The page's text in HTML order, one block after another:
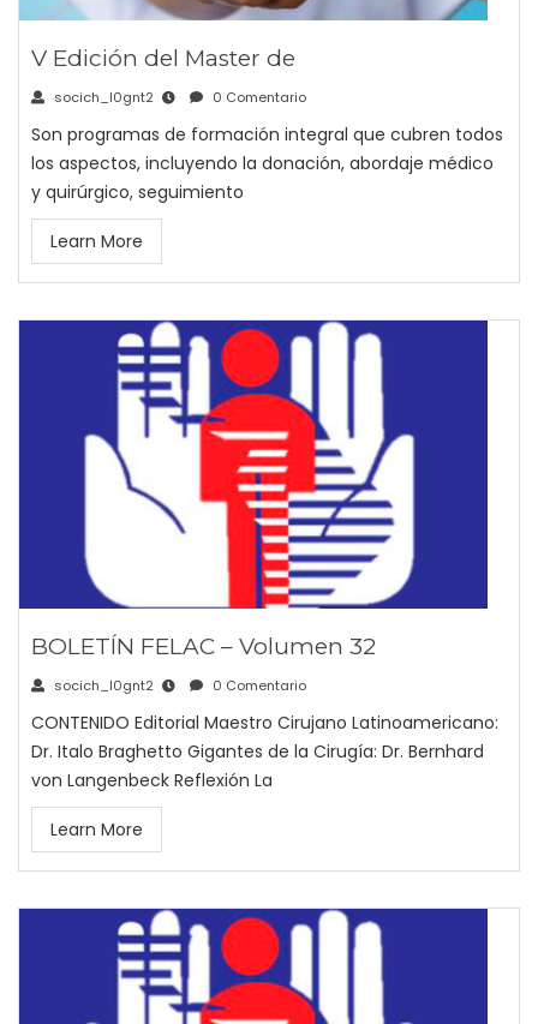
V Edición del Master de
socich_l0gnt2 0 Comentario
Son programas de formación integral que cubren todos
los aspectos, incluyendo la donación, abordaje médico
y quirúrgico, seguimiento
Learn More
BOLETÍN FELAC – Volumen 32
socich_l0gnt2 0 Comentario
CONTENIDO Editorial Maestro Cirujano Latinoamericano:
Dr. Italo Braghetto Gigantes de la Cirugía: Dr. Bernhard
von Langenbeck Reflexión La
Learn More